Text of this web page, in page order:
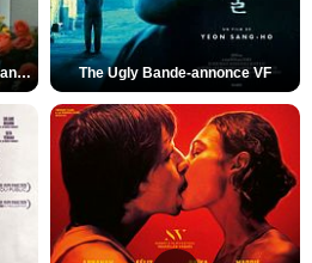
Des Fleurs pour Tokyo Bande-annonce VO STFR The Ugly Bande-annonce VF